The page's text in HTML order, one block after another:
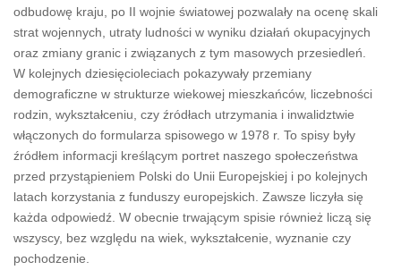
odbudowę kraju, po II wojnie światowej pozwalały na ocenę skali
strat wojennych, utraty ludności w wyniku działań okupacyjnych
oraz zmiany granic i związanych z tym masowych przesiedleń.
W kolejnych dziesięcioleciach pokazywały przemiany
demograficzne w strukturze wiekowej mieszkańców, liczebności
rodzin, wykształceniu, czy źródłach utrzymania i inwalidztwie
włączonych do formularza spisowego w 1978 r. To spisy były
źródłem informacji kreślącym portret naszego społeczeństwa
przed przystąpieniem Polski do Unii Europejskiej i po kolejnych
latach korzystania z funduszy europejskich. Zawsze liczyła się
każda odpowiedź. W obecnie trwającym spisie również liczą się
wszyscy, bez względu na wiek, wykształcenie, wyznanie czy
pochodzenie.